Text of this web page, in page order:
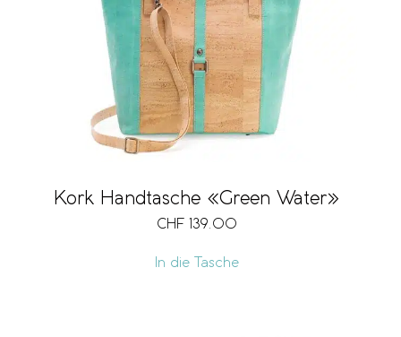
Kork Handtasche «Green Water»
CHF 139.00
In die Tasche